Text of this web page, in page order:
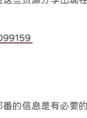
的信息是有必要的